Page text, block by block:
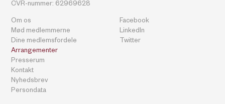
CVR-nummer: 62969628
Om os
Mød medlemmerne
Dine medlemsfordele
Arrangementer
Presserum
Kontakt
Nyhedsbrev
Persondata
Facebook
LinkedIn
Twitter